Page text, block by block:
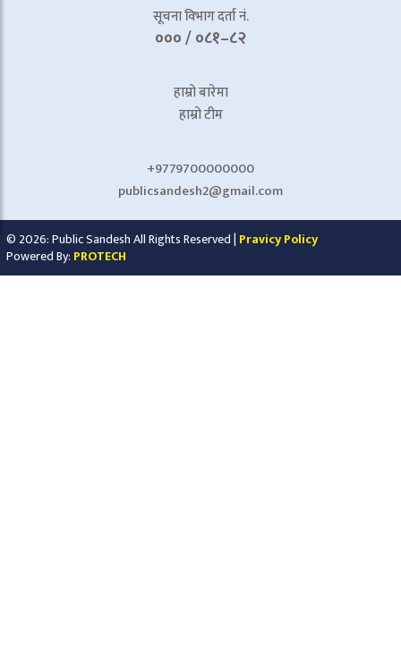
सूचना विभाग दर्ता नं.
००० / ०८१–८२
हाम्रो बारेमा
हाम्रो टीम
+9779700000000
publicsandesh2@gmail.com
© 2026: Public Sandesh All Rights Reserved | Pravicy Policy
Powered By: PROTECH